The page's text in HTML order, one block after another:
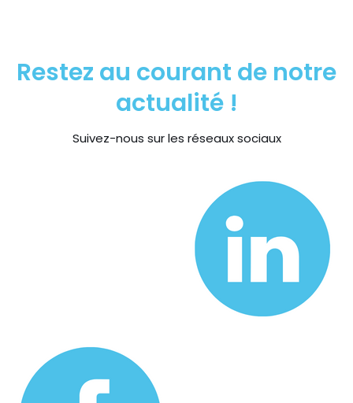
Restez au courant de notre
actualité !
Suivez-nous sur les réseaux sociaux